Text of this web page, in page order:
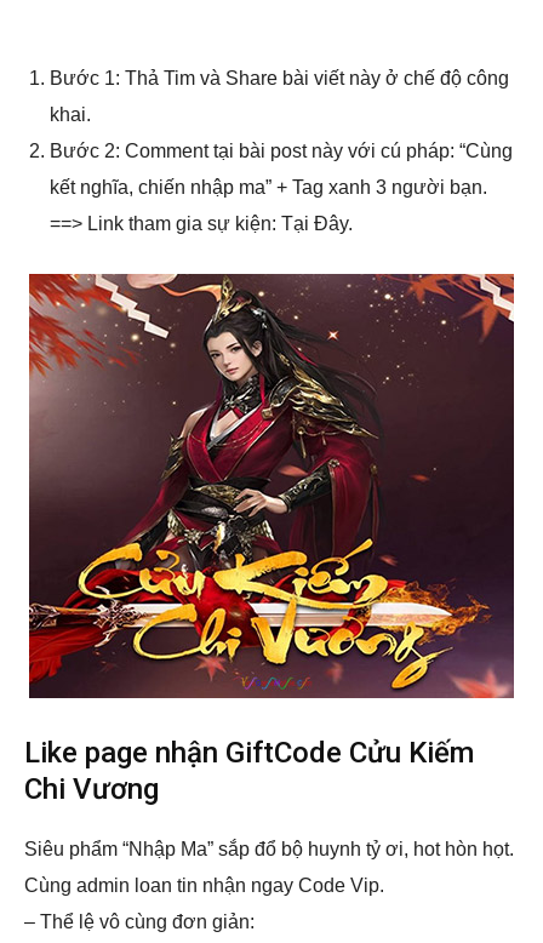
Bước 1: Thả Tim và Share bài viết này ở chế độ công
khai.
Bước 2: Comment tại bài post này với cú pháp: “Cùng
kết nghĩa, chiến nhập ma” + Tag xanh 3 người bạn.
==> Link tham gia sự kiện: Tại Đây.
Like page nhận GiftCode Cửu Kiếm
Chi Vương
Siêu phẩm “Nhập Ma” sắp đổ bộ huynh tỷ ơi, hot hòn họt.
Cùng admin loan tin nhận ngay Code Vip.
– Thể lệ vô cùng đơn giản: